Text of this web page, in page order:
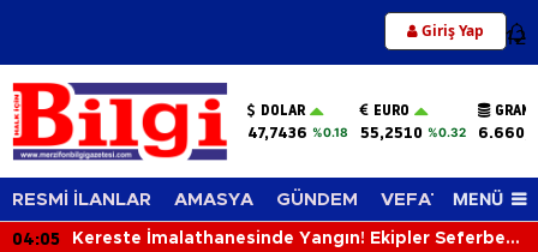
Giriş Yap 12
DOLAR
47,7436 %0.18
EURO
55,2510 %0.32
RESMİ İLANLAR AMASYA GÜNDEM VEFAT EDENLER
MENÜ
04:05
Kereste İmalathanesinde Yangın! Ekipler Seferber